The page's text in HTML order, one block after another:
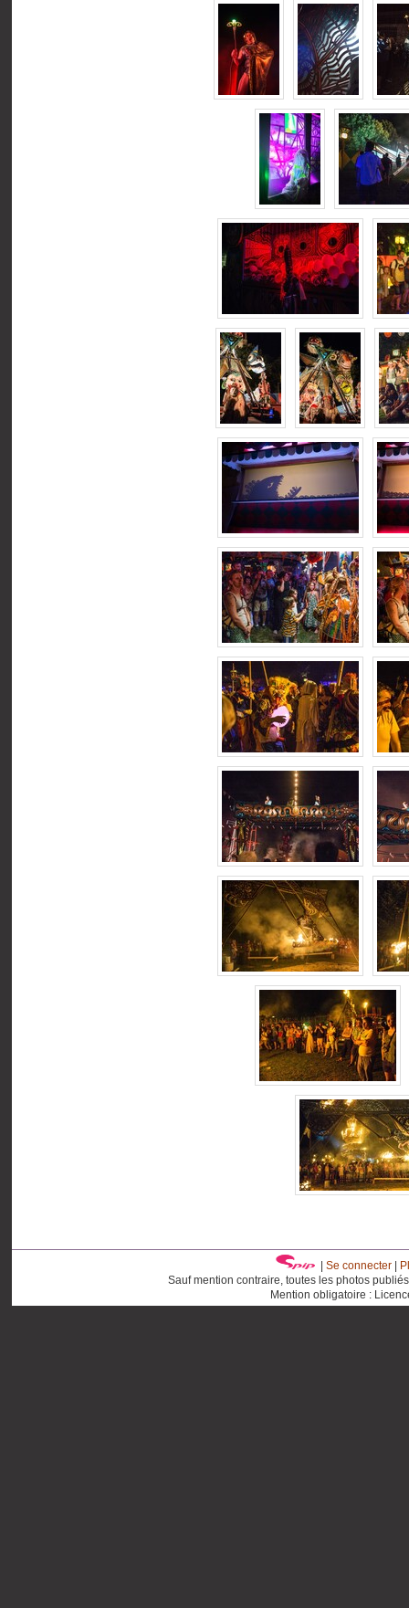
Se connecter|
Sauf mention contraire, toutes les photos
Mention obligatoire :